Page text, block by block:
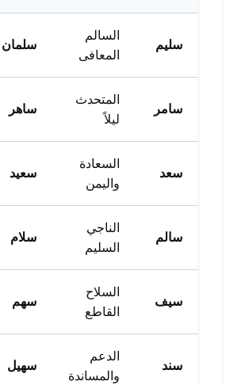
سليم
السالم
المعافى
سلمان
سامر
المتحدث
ليلاً
ساهر
سعد
السعادة
واليمن
سعيد
سالم
الناجي
السليم
سلام
سيف
السلاح
القاطع
سهم
سند
الدعم
والمساندة
سهيل